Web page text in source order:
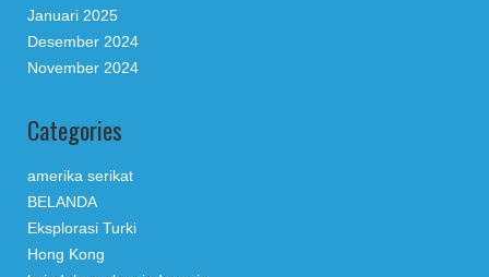
Januari 2025
Desember 2024
November 2024
Categories
amerika serikat
BELANDA
Eksplorasi Turki
Hong Kong